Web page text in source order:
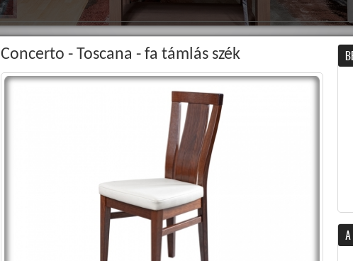
Concerto - Toscana - fa támlás szék
A